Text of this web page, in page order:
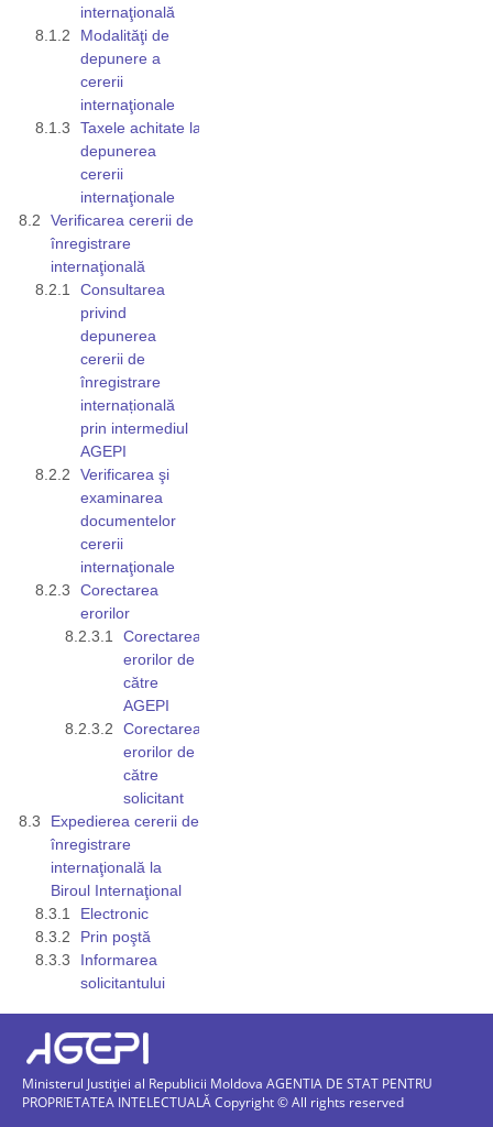
internaţională
Modalităţi de
depunere a
cererii
internaţionale
Taxele achitate la
depunerea
cererii
internaţionale
Verificarea cererii de
înregistrare
internaţională
Consultarea
privind
depunerea
cererii de
înregistrare
internațională
prin intermediul
AGEPI
Verificarea şi
examinarea
documentelor
cererii
internaţionale
Corectarea
erorilor
Corectarea
erorilor de
către
AGEPI
Corectarea
erorilor de
către
solicitant
Expedierea cererii de
înregistrare
internaţională la
Biroul Internaţional
Electronic
Prin poştă
Informarea
solicitantului
Ministerul Justiției al Republicii Moldova AGENTIA DE STAT PENTRU
PROPRIETATEA INTELECTUALĂ Copyright © All rights reserved